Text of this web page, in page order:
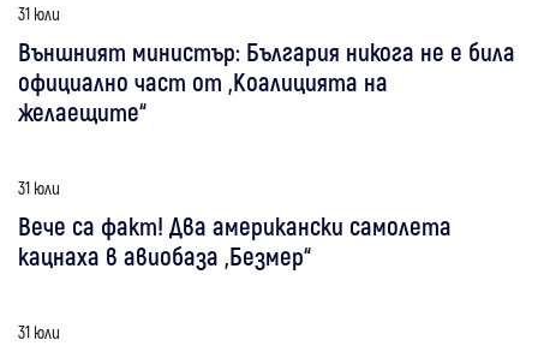
31 юли
Външният министър: България никога не е била
официално част от „Коалицията на
желаещите“
31 юли
Вече са факт! Два американски самолета
кацнаха в авиобаза „Безмер“
31 юли